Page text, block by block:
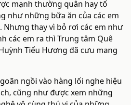
mạnh thường quân hay tổ
như những bữa ăn của các em
Nhưng thay vì bỏ rơi các em như
các em ra thì Trung tâm Quê
Tiểu Hương đã cưu mang
ngồi vào hàng lối nghe hiệu
cũng như được xem những